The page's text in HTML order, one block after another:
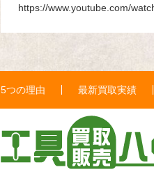
https://www.youtube.com/
5つの理由 最新買取実績